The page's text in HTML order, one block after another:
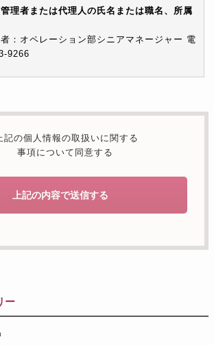
理者または代理人の氏名または職名、所属
：オペレーション部シニアマネージャー 電
9266
付け、当社が提供するサービスに関する情
者に提供することが予定される場合の事項
者に提供することはありません。
示・内容の訂正・追加または削除・利用の
三者への提供の停止（「開示等」といいま
開示等のお問合せは下記の連絡先までお願
記の個人情報の取扱いに関する
事項について同意する
上記の内容で送信する
ー